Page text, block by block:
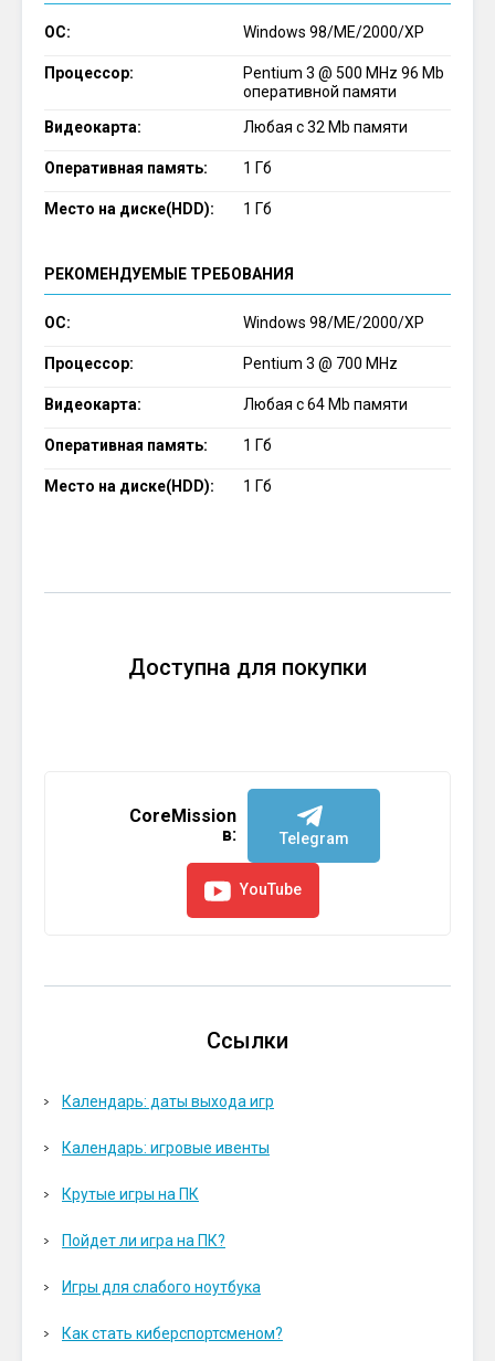
ОС: Windows 98/ME/2000/XP
Процессор:
Pentium 3 @ 500 MHz 96 Mb
оперативной памяти
Видеокарта:
Любая с 32 Mb памяти
Оперативная память: 1 Гб
Место на диске(HDD): 1 Гб
РЕКОМЕНДУЕМЫЕ ТРЕБОВАНИЯ
ОС: Windows 98/ME/2000/XP
Процессор: Pentium 3 @ 700 MHz
Видеокарта: Любая с 64 Mb памяти
Оперативная память: 1 Гб
Место на диске(HDD): 1 Гб
Доступна для покупки
CoreMission
в:
Telegram
YouTube
Ссылки
Календарь: даты выхода игр
Календарь: игровые ивенты
Крутые игры на ПК
Пойдет ли игра на ПК?
Игры для слабого ноутбука
Как стать киберспортсменом?